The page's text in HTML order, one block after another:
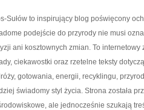
Sułów to inspirujący blog poświęcony
podejście do przyrody nie musi
ani kosztownych zmian. To
ciekawostki oraz rzetelne teksty
gotowania, energii, recyklingu,
świadomy styl życia. Strona została
ale jednocześnie szukają